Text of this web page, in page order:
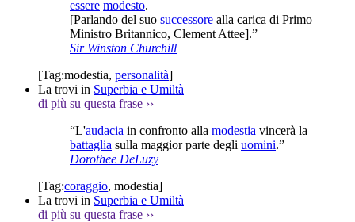
essere modesto.
[Parlando del suo successore alla carica di Primo
Ministro Britannico, Clement Attee].”
Sir Winston Churchill
[Tag:modestia, personalità]
La trovi in Superbia e Umiltà
di più su questa frase ››
“L'audacia in confronto alla modestia vincerà la
battaglia sulla maggior parte degli uomini.”
Dorothee DeLuzy
[Tag:coraggio, modestia]
La trovi in Superbia e Umiltà
di più su questa frase ››